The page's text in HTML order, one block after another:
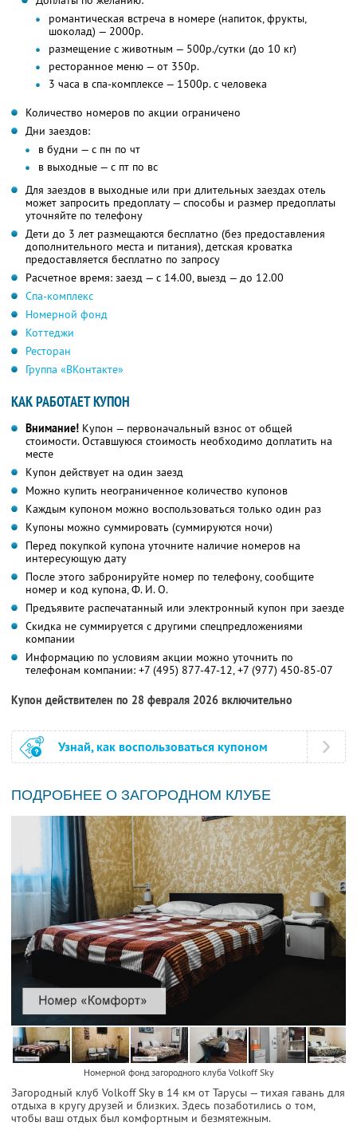
романтическая встреча в номере (напиток, фрукты,
шоколад) — 2000р.
размещение с животным — 500р./сутки (до 10 кг)
ресторанное меню — от 350р.
3 часа в спа-комплексе — 1500р. с человека
Количество номеров по акции ограничено
Дни заездов:
в будни — с пн по чт
в выходные — с пт по вс
Для заездов в выходные или при длительных заездах отель
может запросить предоплату — способы и размер предоплаты
уточняйте по телефону
Дети до 3 лет размещаются бесплатно (без предоставления
дополнительного места и питания), детская кроватка
предоставляется бесплатно по запросу
Расчетное время: заезд — с 14.00, выезд — до 12.00
Спа-комплекс
Номерной фонд
Коттеджи
Ресторан
Группа «ВКонтакте»
КАК РАБОТАЕТ КУПОН
Внимание! Купон — первоначальный взнос от общей
стоимости. Оставшуюся стоимость необходимо доплатить на
месте
Купон действует на один заезд
Можно купить неограниченное количество купонов
Каждым купоном можно воспользоваться только один раз
Купоны можно суммировать (суммируются ночи)
Перед покупкой купона уточните наличие номеров на
интересующую дату
После этого забронируйте номер по телефону, сообщите
номер и код купона,Ф. И. О.
Предъявите распечатанный или электронный купон при заезде
Скидка не суммируется с другими спецпредложениями
компании
Информацию по условиям акции можно уточнить по
телефонам компании: +7 (495) 877-47-12, +7 (977) 450-85-07
Купон действителен по 28 февраля 2026 включительно
Узнай, как воспользоваться купоном
ПОДРОБНЕЕ О ЗАГОРОДНОМ КЛУБЕ
Номерной фонд загородного клуба Volkoff Sky
Загородный клуб Volkoff Sky в 14 км от Тарусы — тихая гавань для
отдыха в кругу друзей и близких. Здесь позаботились о том,
чтобы ваш отдых был комфортным и безмятежным.